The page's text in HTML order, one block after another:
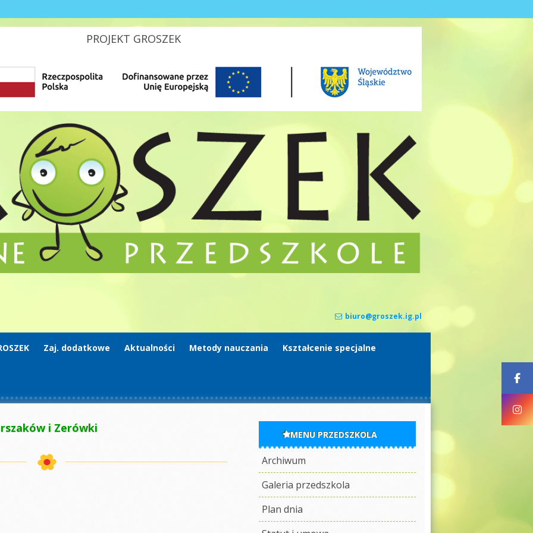
PROJEKT GROSZEK
biuro@groszek.ig.pl
Zaj. dodatkowe Aktualności Metody nauczania Kształcenie specjalne
i Zerówki MENU PRZEDSZKOLA
Archiwum
Galeria przedszkola
Plan dnia